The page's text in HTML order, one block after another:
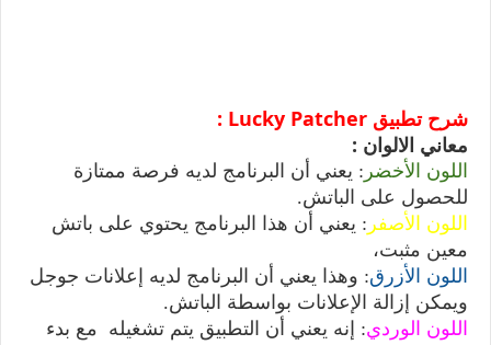
شرح تطبيق Lucky Patcher
:
معاني الالوان :
اللون الأخضر : يعني أن البرنامج لديه فرصة ممتازة
للحصول على الباتش.
اللون الأصفر : يعني أن هذا البرنامج يحتوي على باتش
معين مثبت،
اللون الأزرق: وهذا يعني أن البرنامج لديه إعلانات جوجل
ويمكن إزالة الإعلانات بواسطة الباتش.
اللون الوردي: إنه يعني أن التطبيق يتم تشغيله مع بدء